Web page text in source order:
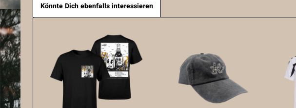
Könnte Dich ebenfalls interessieren